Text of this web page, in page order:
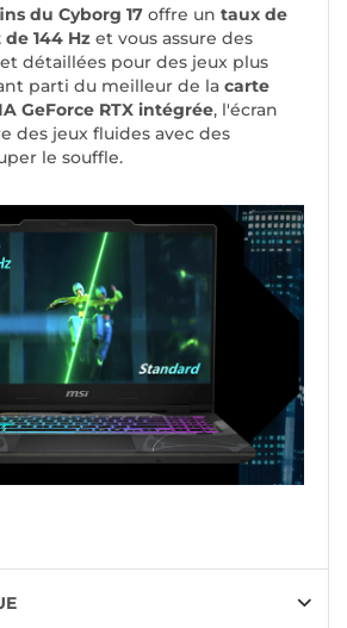
du Cyborg 17 offre un taux de
144 Hz et vous assure des
détaillées pour des jeux plus
parti du meilleur de la carte
GeForce RTX intégrée, l'écran
des jeux fluides avec des
le souffle.